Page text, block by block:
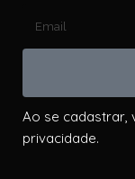
Ao se cadastrar,
privacidade.